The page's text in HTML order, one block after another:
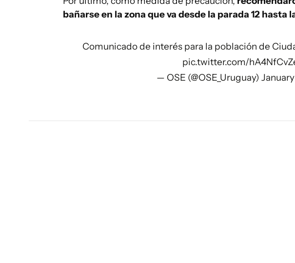
bañarse en la zona que va desde la parada 12 hasta
Comunicado de interés para la población de
pic.twitter.com/
— OSE (@OSE_Uruguay)